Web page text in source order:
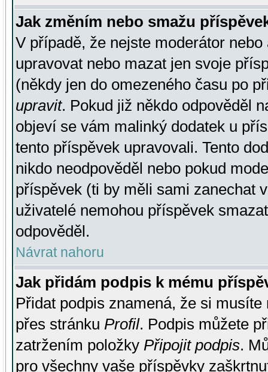
Jak změním nebo smažu
V případě, že nejste moderátor
upravovat nebo mazat jen svoje
(někdy jen do omezeného času po
upravit. Pokud již někdo odpověděl
objeví se vám malinký dodatek u
tento příspěvek upravovali. Tento
nikdo neodpověděl nebo pokud
příspěvek (ti by měli sami zanechat
uživatelé nemohou příspěvek
odpověděl.
Návrat nahoru
Jak přidám podpis k mému
Přidat podpis znamená, že si
přes stránku Profil. Podpis můžete
zatržením položky Připojit podpis.
pro všechny vaše příspěvky